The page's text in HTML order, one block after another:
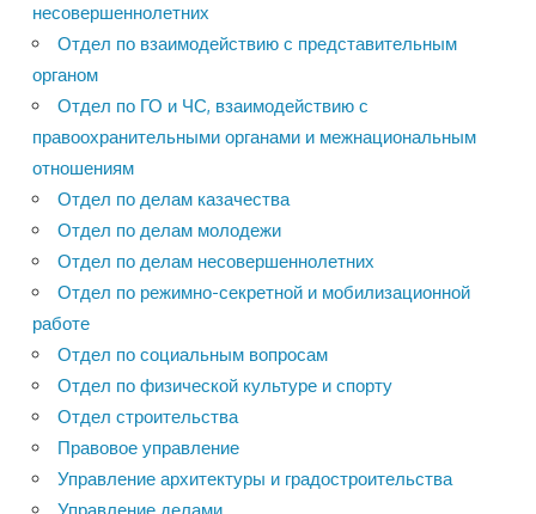
несовершеннолетних
Отдел по взаимодействию с представительным
органом
Отдел по ГО и ЧС, взаимодействию с
правоохранительными органами и межнациональным
отношениям
Отдел по делам казачества
Отдел по делам молодежи
Отдел по делам несовершеннолетних
Отдел по режимно-секретной и мобилизационной
работе
Отдел по социальным вопросам
Отдел по физической культуре и спорту
Отдел строительства
Правовое управление
Управление архитектуры и градостроительства